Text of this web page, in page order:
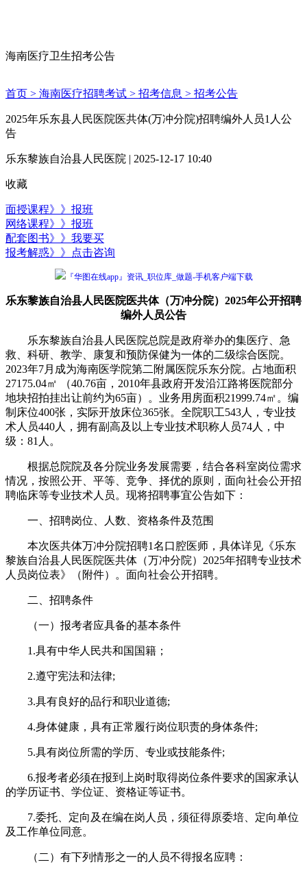
海南医疗卫生招考公告
首页 > 海南医疗招聘考试 > 招考信息 > 招考公告
2025年乐东县人民医院医共体(万冲分院)招聘编外人员1人公
告
乐东黎族自治县人民医院 | 2025-12-17 10:40
收藏
面授课程》》报班
网络课程》》报班
配套图书》》我要买
报考解惑》》点击咨询
『华图在线app』资讯_职位库_做题-手机客户端下载
乐东黎族自治县人民医院医共体（万冲分院）2025年公开招聘
编外人员公告
乐东黎族自治县人民医院总院是政府举办的集医疗、急
救、科研、教学、康复和预防保健为一体的二级综合医院。
2023年7月成为海南医学院第二附属医院乐东分院。占地面积
27175.04㎡ （40.76亩，2010年县政府开发沿江路将医院部分
地块招拍挂出让前约为65亩）。业务用房面积21999.74㎡。编
制床位400张，实际开放床位365张。全院职工543人，专业技
术人员440人，拥有副高及以上专业技术职称人员74人，中
级：81人。
根据总院院及各分院业务发展需要，结合各科室岗位需求
情况，按照公开、平等、竞争、择优的原则，面向社会公开招
聘临床等专业技术人员。现将招聘事宜公告如下：
一、招聘岗位、人数、资格条件及范围
本次医共体万冲分院招聘1名口腔医师，具体详见《乐东
黎族自治县人民医院医共体（万冲分院）2025年招聘专业技术
人员岗位表》（附件）。面向社会公开招聘。
二、招聘条件
（一）报考者应具备的基本条件
1.具有中华人民共和国国籍；
2.遵守宪法和法律;
3.具有良好的品行和职业道德;
4.身体健康，具有正常履行岗位职责的身体条件;
5.具有岗位所需的学历、专业或技能条件;
6.报考者必须在报到上岗时取得岗位条件要求的国家承认
的学历证书、学位证、资格证等证书。
7.委托、定向及在编在岗人员，须征得原委培、定向单位
及工作单位同意。
（二）有下列情形之一的人员不得报名应聘：